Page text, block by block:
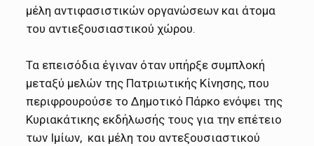
μέλη αντιφασιστικών οργανώσεων και άτομα
του αντιεξουσιαστικού χώρου.
Τα επεισόδια έγιναν όταν υπήρξε συμπλοκή
μεταξύ μελών της Πατριωτικής Κίνησης, που
περιφρουρούσε το Δημοτικό Πάρκο ενόψει της
Κυριακάτικης εκδήλωσής τους για την επέτειο
των Ιμίων, και μέλη του αντεξουσιαστικού